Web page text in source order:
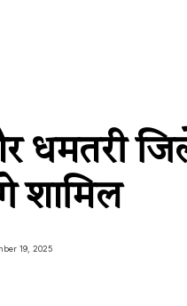
शामिल
19, 2025